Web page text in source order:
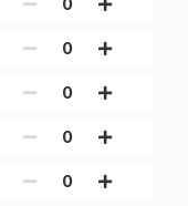
0
0
0
0
0